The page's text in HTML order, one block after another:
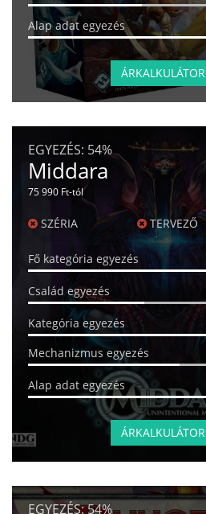
Alap adat egyezés
ÁRKALKULÁTOR
EGYEZÉS: 54%
Middara
75 990 Ft-tól
SZÉRIA TERVEZŐ
Fő kategória egyezés
Család egyezés
Kategória egyezés
Mechanizmus egyezés
Alap adat egyezés
ÁRKALKULÁTOR
EGYEZÉS:54%